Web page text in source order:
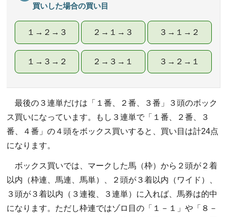
買いした場合の買い目
１→２→３ ２→１→３ ３→１→２
１→３→２ ２→３→１ ３→２→１
最後の３連単だけは「１番、２番、３番」３頭のボック
ス買いになっています。もし３連単で「１番、２番、３
番、４番」の４頭をボックス買いすると、買い目は計24点
になります。
ボックス買いでは、マークした馬（枠）から２頭が２着
以内（枠連、馬連、馬単）、２頭が３着以内（ワイド）、
３頭が３着以内（３連複、３連単）に入れば、馬券は的中
になります。ただし枠連ではゾロ目の「１－１」や「８－